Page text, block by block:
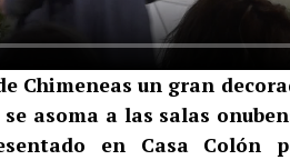
Chimeneas un gran
asoma a las salas
en Casa Colón